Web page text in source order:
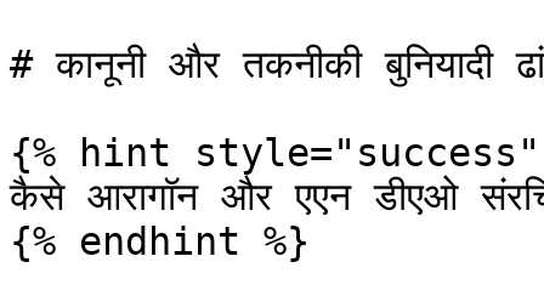
# कानूनी और तकनीकी बुनियादी
{% hint style="success"
कैसे आरागॉन और एएन डीएओ
{% endhint %}